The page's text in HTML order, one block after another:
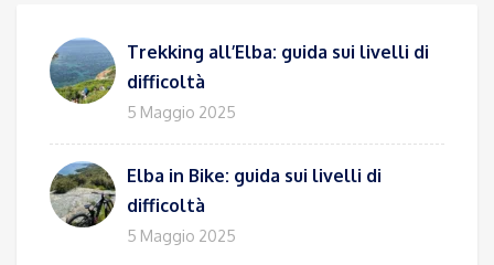
Trekking all’Elba: guida sui livelli di
difficoltà
5 Maggio 2025
Elba in Bike: guida sui livelli di
difficoltà
5 Maggio 2025